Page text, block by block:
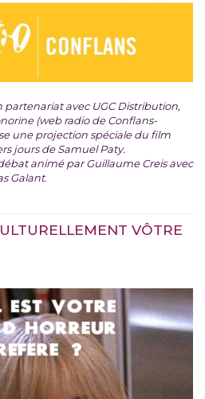
avec UGC Distribution,
(web radio de Conflans-
une projection spéciale du film
jours de Samuel Paty.
animé par Guillaume Creis avec
Galant.
VÔTRE